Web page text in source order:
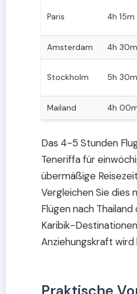
Paris 4h 15m
Amsterdam 4h 30m
Stockholm 5h 30m
Mailand 4h
Das 4-5 Stunden
Teneriffa für
übermäßige
Vergleichen Sie dies
Flügen nach
Karibik-
Anziehungskraft wird